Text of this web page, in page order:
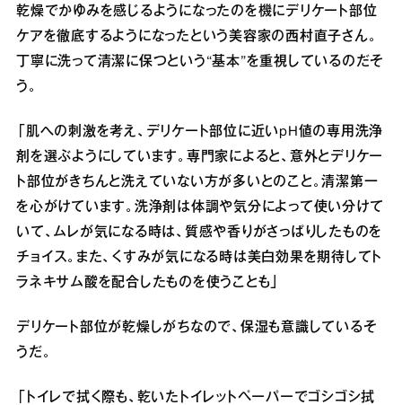
乾燥でかゆみを感じるようになったのを機にデリケート部位
ケアを徹底するようになったという美容家の西村直子さん。
丁寧に洗って清潔に保つという“基本”を重視しているのだそ
う。
「肌への刺激を考え、デリケート部位に近いpH値の専用洗浄
剤を選ぶようにしています。専門家によると、意外とデリケー
ト部位がきちんと洗えていない方が多いとのこと。清潔第一
を心がけています。洗浄剤は体調や気分によって使い分けて
いて、ムレが気になる時は、質感や香りがさっぱりしたものを
チョイス。また、くすみが気になる時は美白効果を期待してト
ラネキサム酸を配合したものを使うことも」
デリケート部位が乾燥しがちなので、保湿も意識しているそ
うだ。
「トイレで拭く際も、乾いたトイレットペーパーでゴシゴシ拭